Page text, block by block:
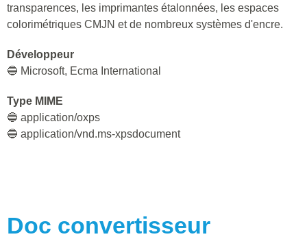
transparences, les imprimantes étalonnées, les espaces
colorimétriques CMJN et de nombreux systèmes d'encre.
Développeur
🔵 Microsoft, Ecma International
Type MIME
🔵 application/oxps
🔵 application/vnd.ms-xpsdocument
Doc convertisseur